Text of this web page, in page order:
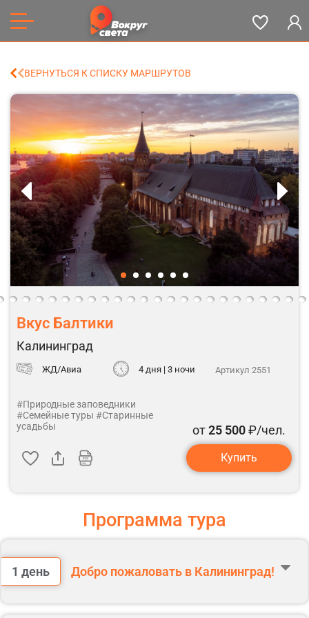
ВЕРНУТЬСЯ К СПИСКУ МАРШРУТОВ
Вкус Балтики
Калининград
ЖД/Авиа 4 дня | 3 ночи Артикул 2551
#Природные заповедники
#Семейные туры #Старинные
усадьбы
от25 500₽/чел.
Купить
Программа тура
1 день Добро пожаловать в Калининград!
Прибытие в аэропорт или на ж/д. вокзал г. Калининград.